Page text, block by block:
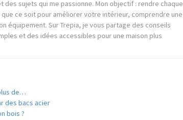
sujets qui me passionne. Mon objectif : rendre chaque
ce soit pour améliorer votre intérieur, comprendre une
équipement. Sur Trepia, je vous partage des conseils
et des idées accessibles pour une maison plus
de…
des bacs acier
bois ?